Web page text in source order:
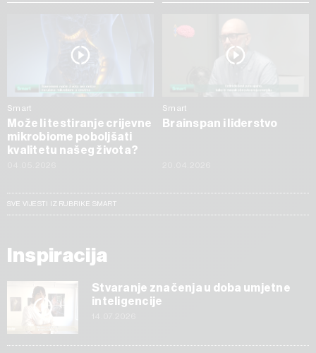
Smart
Može li testiranje crijevne
mikrobiome poboljšati
kvalitetu našeg života?
Smart
Brainspan i liderstvo
SVE VIJESTI IZ RUBRIKE SMART
Inspiracija
Stvaranje značenja u doba umjetne
inteligencije